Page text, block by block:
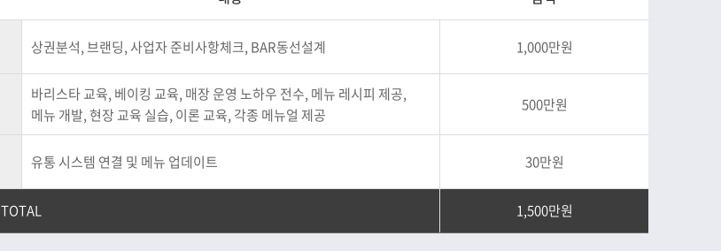
상권분석, 브랜딩, 사업자 준비사항체크, BAR동선설계 1,000만원
바리스타 교육, 베이킹 교육, 매장 운영 노하우 전수, 메뉴 레시피 제공,
메뉴 개발, 현장 교육 실습, 이론 교육, 각종 메뉴얼 제공
500만원
유통 시스템 연결 및 메뉴 업데이트 30만원
TOTAL 1,500만원